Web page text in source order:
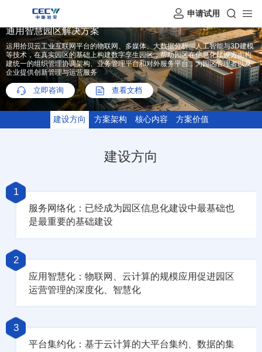
申请试用
通用智慧园区解决方案
运用拾贝云工业互联网平台的物联网、多媒体、大数据分析、人工智能与3D建模
等技术，在真实园区的基础上构建数字孪生园区，帮助园区在信息化建设方面构
建统一的组织管理协调架构、业务管理平台和对外服务平台，为园区管理者以及
企业提供创新管理与运营服务
立即咨询 查看文档
建设方向 方案架构 核心内容 方案价值
建设方向
1
服务网络化：已经成为园区信息化建设中最基础也
是最重要的基础建设
2
应用智慧化：物联网、云计算的规模应用促进园区
运营管理的深度化、智慧化
3
平台集约化：基于云计算的大平台集约、数据的集